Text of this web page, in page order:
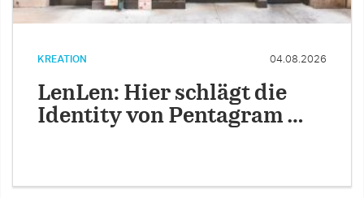
KREATION 04.08.2026
LenLen: Hier schlägt die
Identity von Pentagram …